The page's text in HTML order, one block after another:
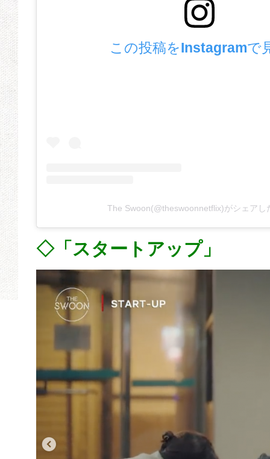
この投稿をInstagramで
The Swoon(@theswoonnetflix)がシェアし
◇「スタートアップ」